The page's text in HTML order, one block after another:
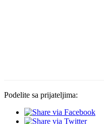
Podelite sa prijateljima: